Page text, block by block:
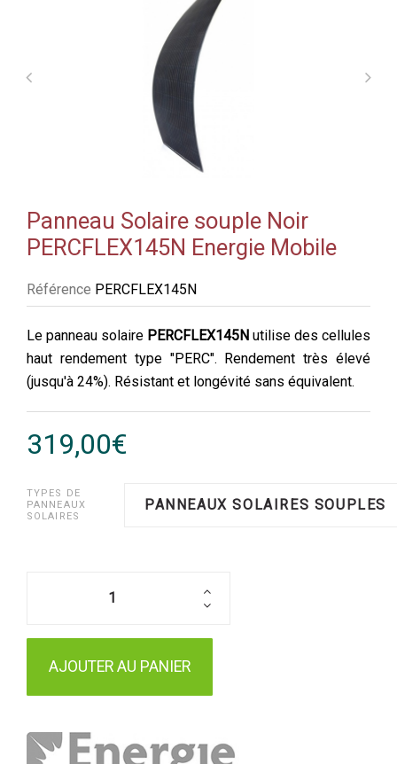
Panneau Solaire souple Noir
PERCFLEX145N Energie Mobile
Référence PERCFLEX145N
Le panneau solaire PERCFLEX145N utilise des cellules
haut rendement type "PERC". Rendement très élevé
(jusqu'à 24%). Résistant et longévité sans équivalent.
319,00€
TYPES DE
PANNEAUX
SOLAIRES
PANNEAUX SOLAIRES SOUPLES
AJOUTER AU PANIER